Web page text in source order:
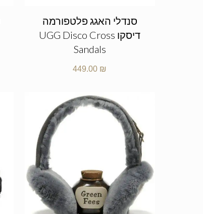
סנדלי האגג פלטפורמה
דיסקו UGG Disco Cross
Sandals
449.00 ₪